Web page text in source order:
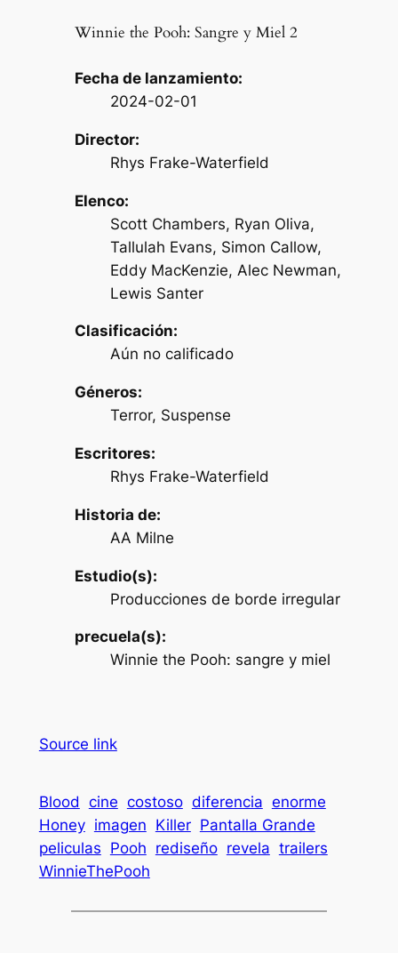
Winnie the Pooh: Sangre y Miel 2
Fecha de lanzamiento:
2024-02-01
Director:
Rhys Frake-Waterfield
Elenco:
Scott Chambers, Ryan Oliva,
Tallulah Evans, Simon Callow,
Eddy MacKenzie, Alec Newman,
Lewis Santer
Clasificación:
Aún no calificado
Géneros:
Terror, Suspense
Escritores:
Rhys Frake-Waterfield
Historia de:
AA Milne
Estudio(s):
Producciones de borde irregular
precuela(s):
Winnie the Pooh: sangre y miel
Source link
Blood cine costoso diferencia enorme
Honey imagen Killer Pantalla Grande
peliculas Pooh rediseño revela trailers
WinnieThePooh